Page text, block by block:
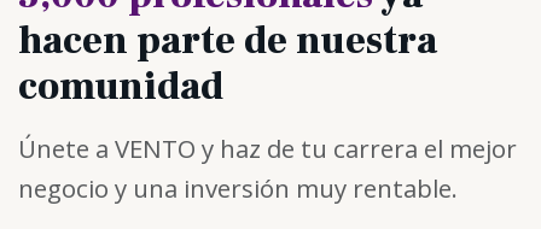
hacen parte de nuestra
comunidad
Únete a VENTO y haz de tu carrera el mejor
negocio y una inversión muy rentable.